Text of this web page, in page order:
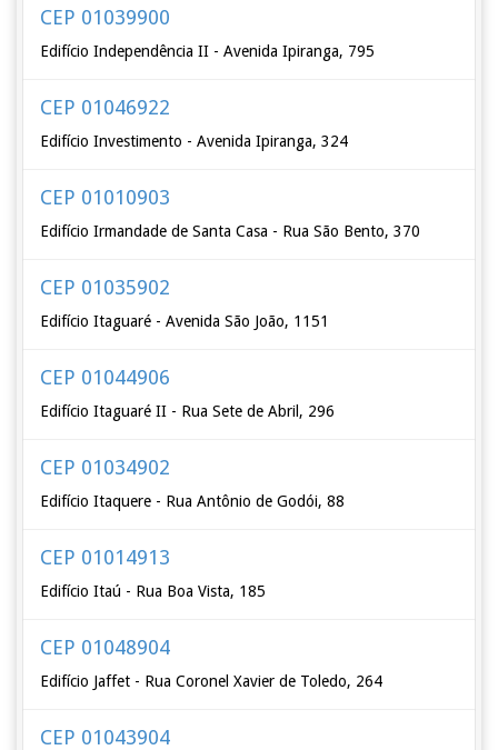
CEP 01039900
Edifício Independência II - Avenida Ipiranga, 795
CEP 01046922
Edifício Investimento - Avenida Ipiranga, 324
CEP 01010903
Edifício Irmandade de Santa Casa - Rua São Bento, 370
CEP 01035902
Edifício Itaguaré - Avenida São João, 1151
CEP 01044906
Edifício Itaguaré II - Rua Sete de Abril, 296
CEP 01034902
Edifício Itaquere - Rua Antônio de Godói, 88
CEP 01014913
Edifício Itaú - Rua Boa Vista, 185
CEP 01048904
Edifício Jaffet - Rua Coronel Xavier de Toledo, 264
CEP 01043904